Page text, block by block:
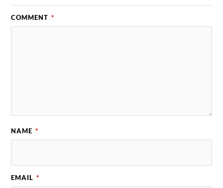
COMMENT *
NAME *
EMAIL *